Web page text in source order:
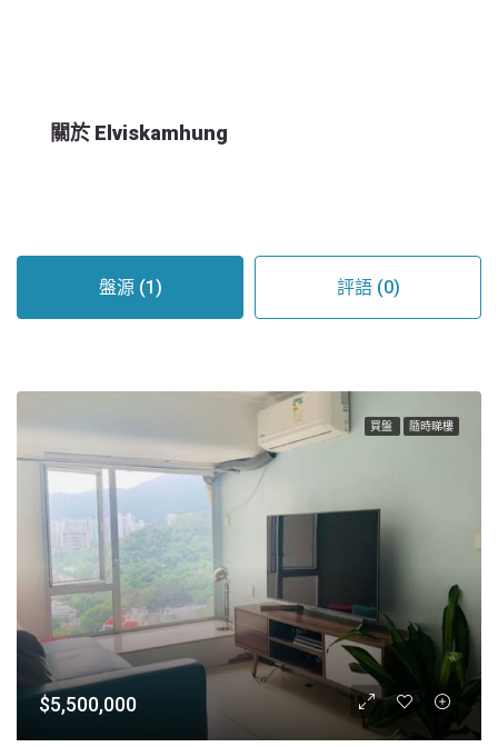
關於 Elviskamhung
盤源 (1) 評語 (0)
買盤 隨時睇樓
$5,500,000